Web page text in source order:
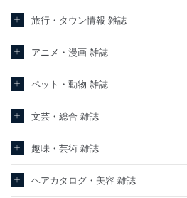
旅行・タウン情報 雑誌
アニメ・漫画 雑誌
ペット・動物 雑誌
文芸・総合 雑誌
趣味・芸術 雑誌
ヘアカタログ・美容 雑誌